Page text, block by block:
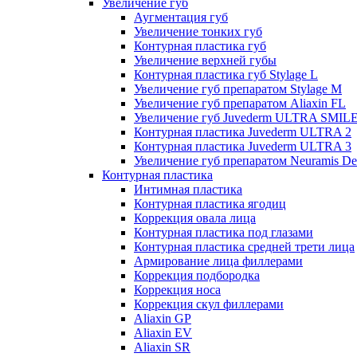
Увеличение губ
Аугментация губ
Увеличение тонких губ
Контурная пластика губ
Увеличение верхней губы
Контурная пластика губ Stylage L
Увеличение губ препаратом Stylage M
Увеличение губ препаратом Aliaxin FL
Увеличение губ Juvederm ULTRA
Контурная пластика Juvederm ULTRA 2
Контурная пластика Juvederm ULTRA 3
Увеличение губ препаратом Neuramis
Контурная пластика
Интимная пластика
Контурная пластика ягодиц
Коррекция овала лица
Контурная пластика под глазами
Контурная пластика средней трети лица
Армирование лица филлерами
Коррекция подбородка
Коррекция носа
Коррекция скул филлерами
Aliaxin GP
Aliaxin EV
Aliaxin SR